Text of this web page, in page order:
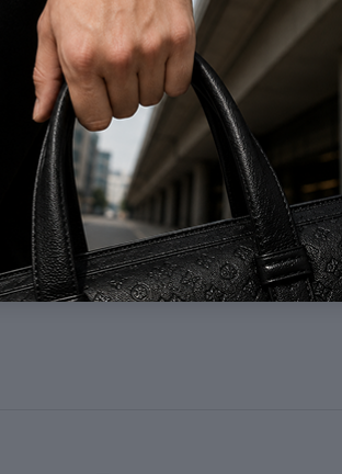
забезпечуючи надійність і
ковпачка має огранювання, що нагадує
яка стане вишуканим аксесуаром